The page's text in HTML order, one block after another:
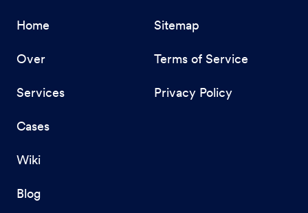
Home
Over
Services
Cases
Wiki
Blog
Sitemap
Terms of Service
Privacy Policy